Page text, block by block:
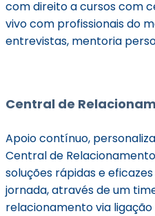
com direito a cursos com
vivo com profissionais do
entrevistas, mentoria
Central de
Apoio contínuo,
Central de
soluções rápidas e
jornada, através de um
relacionamento via ligação